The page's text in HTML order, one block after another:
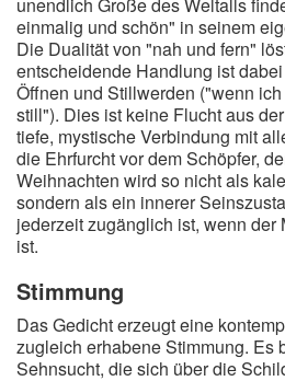
einmalig und schön" in seinem
Die Dualität von "nah und fern"
entscheidende Handlung ist
Öffnen und Stillwerden ("wenn
still"). Dies ist keine Flucht aus
tiefe, mystische Verbindung mit
die Ehrfurcht vor dem Schöpfer,
Weihnachten wird so nicht als
sondern als ein innerer
jederzeit zugänglich ist, wenn der
ist.
Stimmung
Das Gedicht erzeugt eine
zugleich erhabene Stimmung. Es
Sehnsucht, die sich über die